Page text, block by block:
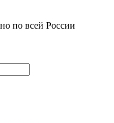
по всей России